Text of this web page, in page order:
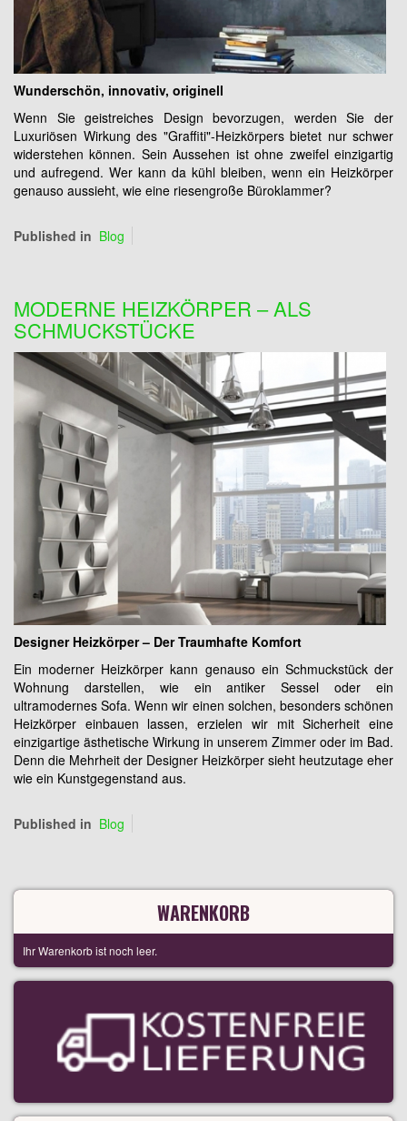
Wunderschön, innovativ, originell
Wenn Sie geistreiches Design bevorzugen, werden Sie der
Luxuriösen Wirkung des "Graffiti"-Heizkörpers bietet nur schwer
widerstehen können. Sein Aussehen ist ohne zweifel einzigartig
und aufregend. Wer kann da kühl bleiben, wenn ein Heizkörper
genauso aussieht, wie eine riesengroße Büroklammer?
Published in Blog
MODERNE HEIZKÖRPER – ALS
SCHMUCKSTÜCKE
Designer Heizkörper – Der Traumhafte Komfort
Ein moderner Heizkörper kann genauso ein Schmuckstück der
Wohnung darstellen, wie ein antiker Sessel oder ein
ultramodernes Sofa. Wenn wir einen solchen, besonders schönen
Heizkörper einbauen lassen, erzielen wir mit Sicherheit eine
einzigartige ästhetische Wirkung in unserem Zimmer oder im Bad.
Denn die Mehrheit der Designer Heizkörper sieht heutzutage eher
wie ein Kunstgegenstand aus.
Published in Blog
WARENKORB
Ihr Warenkorb ist noch leer.